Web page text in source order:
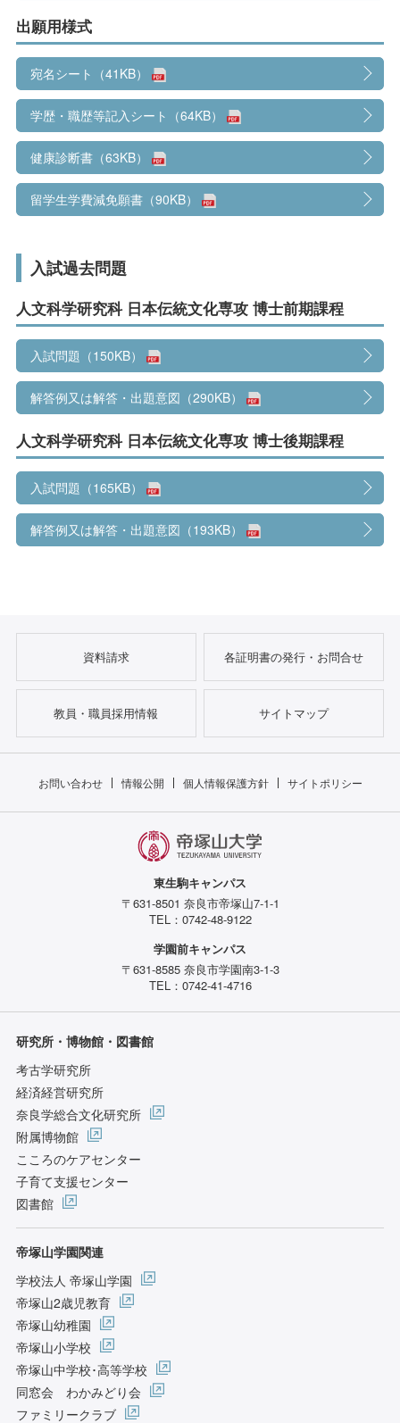
出願用様式
宛名シート（41KB）
学歴・職歴等記入シート（64KB）
健康診断書（63KB）
留学生学費減免願書（90KB）
入試過去問題
人文科学研究科 日本伝統文化専攻 博士前期課程
入試問題（150KB）
解答例又は解答・出題意図（290KB）
人文科学研究科 日本伝統文化専攻 博士後期課程
入試問題（165KB）
解答例又は解答・出題意図（193KB）
資料請求 各証明書の発行・お問合せ
教員・職員採用情報 サイトマップ
お問い合わせ 情報公開 個人情報保護方針 サイトポリシー
東生駒キャンパス
〒631-8501 奈良市帝塚山7-1-1
TEL：0742-48-9122
学園前キャンパス
〒631-8585 奈良市学園南3-1-3
TEL：0742-41-4716
研究所・博物館・図書館
考古学研究所
経済経営研究所
奈良学総合文化研究所
附属博物館
こころのケアセンター
子育て支援センター
図書館
帝塚山学園関連
学校法人 帝塚山学園
帝塚山2歳児教育
帝塚山幼稚園
帝塚山小学校
帝塚山中学校･高等学校
同窓会 わかみどり会
ファミリークラブ